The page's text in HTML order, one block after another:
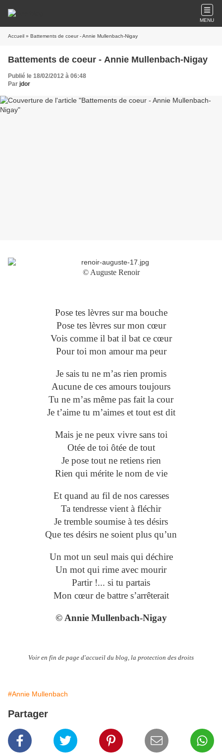
MENU
Accueil » Battements de coeur - Annie Mullenbach-Nigay
Battements de coeur - Annie Mullenbach-Nigay
Publié le 18/02/2012 à 06:48
Par jdor
© Auguste Renoir
Pose tes lèvres sur ma bouche
Pose tes lèvres sur mon cœur
Vois comme il bat il bat ce cœur
Pour toi mon amour ma peur
Je sais tu ne m’as rien promis
Aucune de ces amours toujours
Tu ne m’as même pas fait la cour
Je t’aime tu m’aimes et tout est dit
Mais je ne peux vivre sans toi
Otée de toi ôtée de tout
Je pose tout ne retiens rien
Rien qui mérite le nom de vie
Et quand au fil de nos caresses
Ta tendresse vient à fléchir
Je tremble soumise à tes désirs
Que tes désirs ne soient plus qu’un
Un mot un seul mais qui déchire
Un mot qui rime avec mourir
Partir !... si tu partais
Mon cœur de battre s’arrêterait
© Annie Mullenbach-Nigay
Voir en fin de page d'accueil du blog, la protection des droits
#Annie Mullenbach
Partager